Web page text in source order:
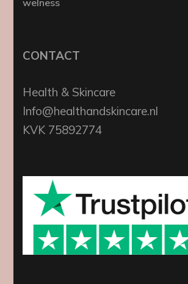
welness
CONTACT
Health & Skincare
Info@healthandskincare.nl
KVK 75892774